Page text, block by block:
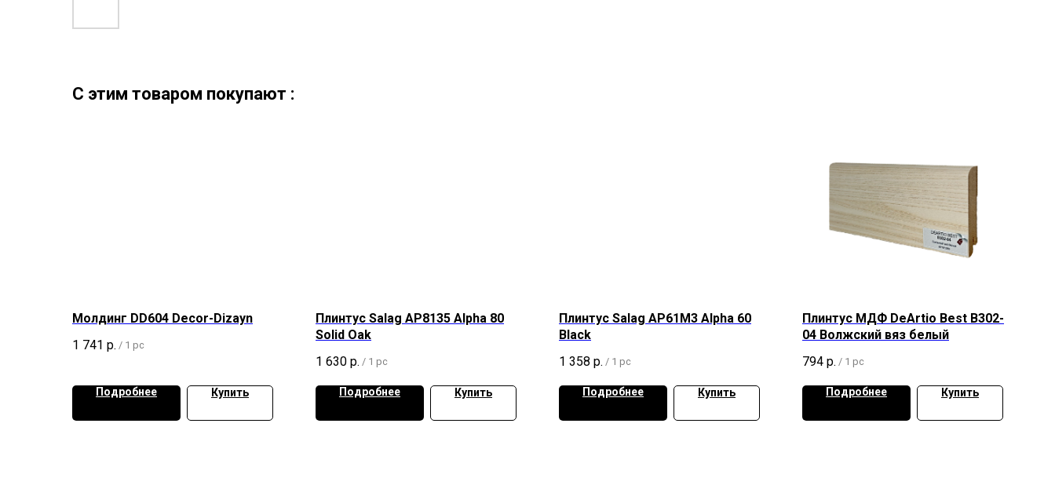
C этим товаром покупают :
Молдинг DD604 Decor-Dizayn
1 741 р. / 1 pc
Подробнее Купить
Плинтус Salag AP8135 Alpha 80
Solid Oak
1 630 р. / 1 pc
Подробнее Купить
Плинтус Salag AP61M3 Alpha 60
Black
1 358 р. / 1 pc
Подробнее Купить
Плинтус МДФ DeArtio Best B302-
04 Волжский вяз белый
794 р. / 1 pc
Подробнее Купить